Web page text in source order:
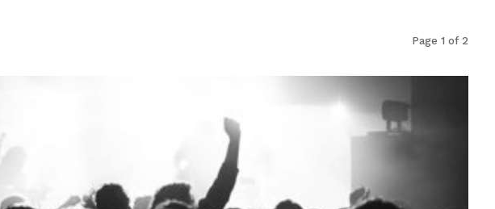
Page 1 of 2